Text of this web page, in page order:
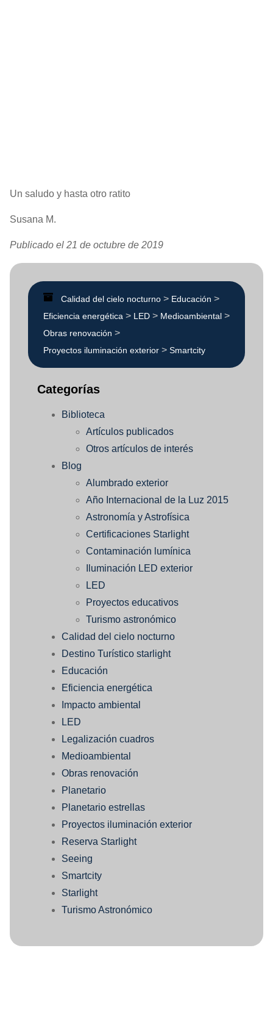
Un saludo y hasta otro ratito
Susana M.
Publicado el 21 de octubre de 2019
Calidad del cielo nocturno > Educación >
Eficiencia energética > LED > Medioambiental >
Obras renovación >
Proyectos iluminación exterior > Smartcity
Categorías
Biblioteca
Artículos publicados
Otros artículos de interés
Blog
Alumbrado exterior
Año Internacional de la Luz 2015
Astronomía y Astrofísica
Certificaciones Starlight
Contaminación lumínica
Iluminación LED exterior
LED
Proyectos educativos
Turismo astronómico
Calidad del cielo nocturno
Destino Turístico starlight
Educación
Eficiencia energética
Impacto ambiental
LED
Legalización cuadros
Medioambiental
Obras renovación
Planetario
Planetario estrellas
Proyectos iluminación exterior
Reserva Starlight
Seeing
Smartcity
Starlight
Turismo Astronómico